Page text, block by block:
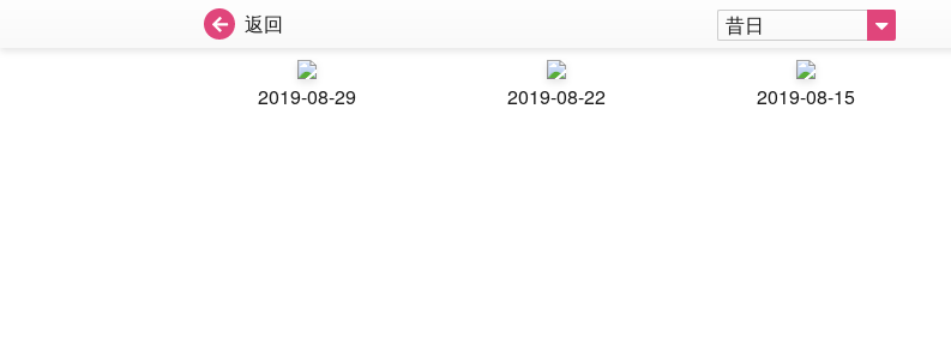
返回 昔日
2019-08-29 2019-08-22 2019-08-15